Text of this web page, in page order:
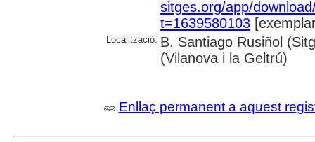
sitges.org/app/
t=1639580103
Localització: B. Santiago Rusiñol
(Vilanova i la Geltrú)
Enllaç permanent a aquest